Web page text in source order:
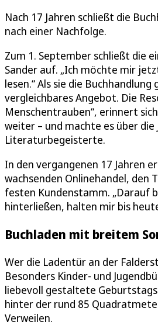
Nach 17 Jahren schließt die
nach einer Nachfolge.
Zum 1. September schließt die
Sander auf. „Ich möchte mir
lesen.“ Als sie die
vergleichbares Angebot. Die
Menschentrauben“, erinnert
weiter – und machte es über
Literaturbegeisterte.
In den vergangenen 17 Jahren
wachsenden Onlinehandel, den
festen Kundenstamm. „Darauf
hinterließen, halten mir bis
Buchladen mit breitem
Wer die Ladentür an der
Besonders Kinder- und
liebevoll gestaltete
hinter der rund 85
Verweilen.